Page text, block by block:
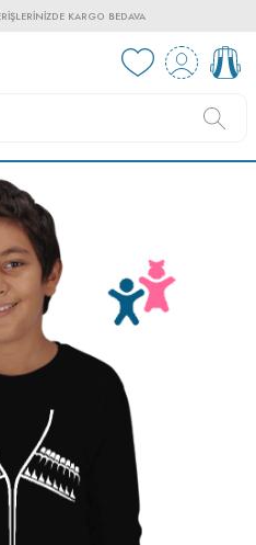
KARGO BEDAVA